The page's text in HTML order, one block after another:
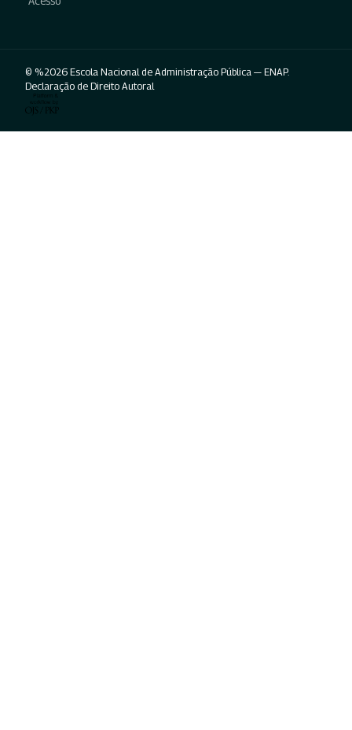
© %2026 Escola Nacional de Administração Pública — ENAP.
Declaração de Direito Autoral